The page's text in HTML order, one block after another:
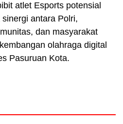
atlet Esports potensial
antara Polri,
dan masyarakat
olahraga digital
Pasuruan Kota.